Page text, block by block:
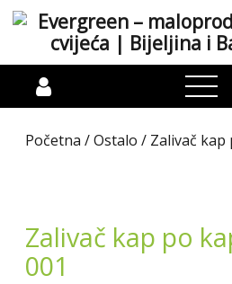
open
Početna /Ostalo / Zalivač kap
Zalivač kap po
001